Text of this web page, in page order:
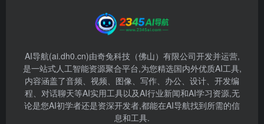
AI导航(ai.dh0.cn)由奇兔科技（佛山）有限公司开发并运营,
是一站式人工智能资源聚合平台,为您精选国内外优质AI工具,
内容涵盖了音频、视频、图像、写作、办公、设计、开发编
程、对话聊天等AI实用工具以及AI行业新闻和AI学习资源,无
论是您AI初学者还是资深开发者,都能在AI导航找到所需的信
息和工具.